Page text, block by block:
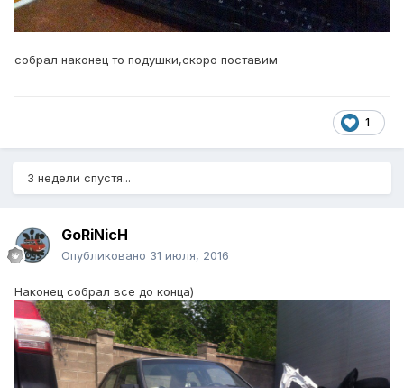
собрал наконец то подушки,скоро поставим
1
3 недели спустя...
GoRiNicH
Опубликовано 31 июля, 2016
Наконец собрал все до конца)